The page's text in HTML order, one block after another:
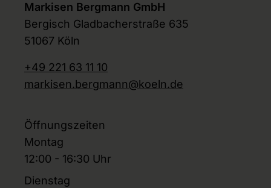
Markisen Bergmann GmbH
Bergisch Gladbacherstraße 635
51067 Köln
+49 221 63 11 10
markisen.bergmann@koeln.de
Öffnungszeiten
Montag
12:00 - 16:30 Uhr
Dienstag